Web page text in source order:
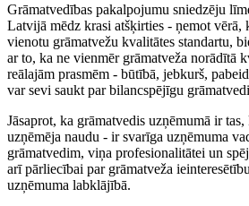
Grāmatvedības pakalpojumu sniedzēju
Latvijā mēdz krasi atšķirties - ņemot vērā,
vienotu grāmatvežu kvalitātes standartu,
ar to, ka ne vienmēr grāmatveža norādītā
reālajām prasmēm - būtībā, jebkurš,
var sevi saukt par bilancspējīgu
Jāsaprot, ka grāmatvedis uzņēmumā ir
uzņēmēja naudu - ir svarīga uzņēmuma
grāmatvedim, viņa profesionalitātei un
arī pārliecībai par grāmatveža
uzņēmuma labklājībā.